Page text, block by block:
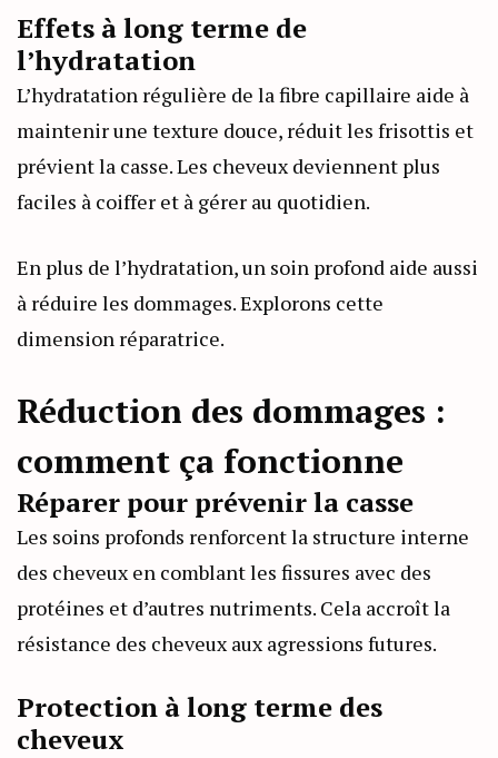
Effets à long terme de
l’hydratation
L’hydratation régulière de la fibre capillaire aide à
maintenir une texture douce, réduit les frisottis et
prévient la casse. Les cheveux deviennent plus
faciles à coiffer et à gérer au quotidien.
En plus de l’hydratation, un soin profond aide aussi
à réduire les dommages. Explorons cette
dimension réparatrice.
Réduction des dommages :
comment ça fonctionne
Réparer pour prévenir la casse
Les soins profonds renforcent la structure interne
des cheveux en comblant les fissures avec des
protéines et d’autres nutriments. Cela accroît la
résistance des cheveux aux agressions futures.
Protection à long terme des
cheveux